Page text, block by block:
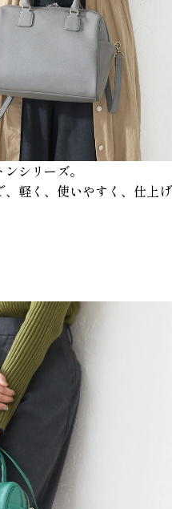
シリーズ。
軽く、使いやすく、仕上げ